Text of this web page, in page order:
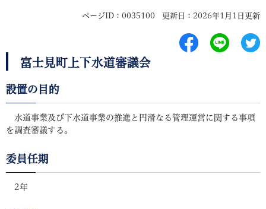
ページID：0035100 更新日：2026年1月1日更新
富士見町上下水道審議会
設置の目的
水道事業及び下水道事業の推進と円滑なる管理運営に関する事項
を調査審議する。
委員任期
2年